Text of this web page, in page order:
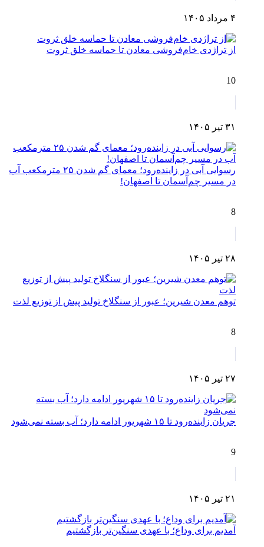
۴ مرداد ۱۴۰۵
از تراژدی خام‌فروشی معادن تا حماسه خلق ثروت
10
۳۱ تیر ۱۴۰۵
رسوایی آبی در زاینده‌رود؛ معمای گم شدن ۲۵ مترمکعب آب
در مسیر چم‌آسمان تا اصفهان!
8
۲۸ تیر ۱۴۰۵
توهم معدن شیرین؛ عبور از سنگلاخ تولید پیش از توزیع لذت
8
۲۷ تیر ۱۴۰۵
جریان زاینده‌رود تا ۱۵ شهریور ادامه دارد؛ آب بسته نمی‌شود
9
۲۱ تیر ۱۴۰۵
آمدیم برای وداع؛ با عهدی سنگین‌تر بازگشتیم